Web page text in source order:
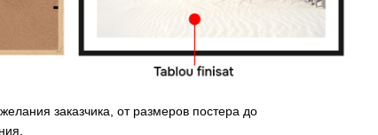
заказчика, от размеров постера до